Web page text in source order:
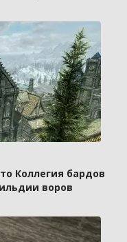
Коллегия бардов
воров